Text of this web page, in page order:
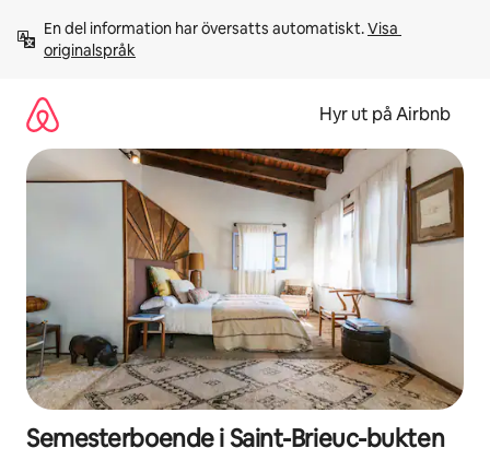
innehåll
En del information har översatts automatiskt. Visa
originalspråk
Hyr ut på Airbnb
Semesterboende i Saint-Brieuc-bukten